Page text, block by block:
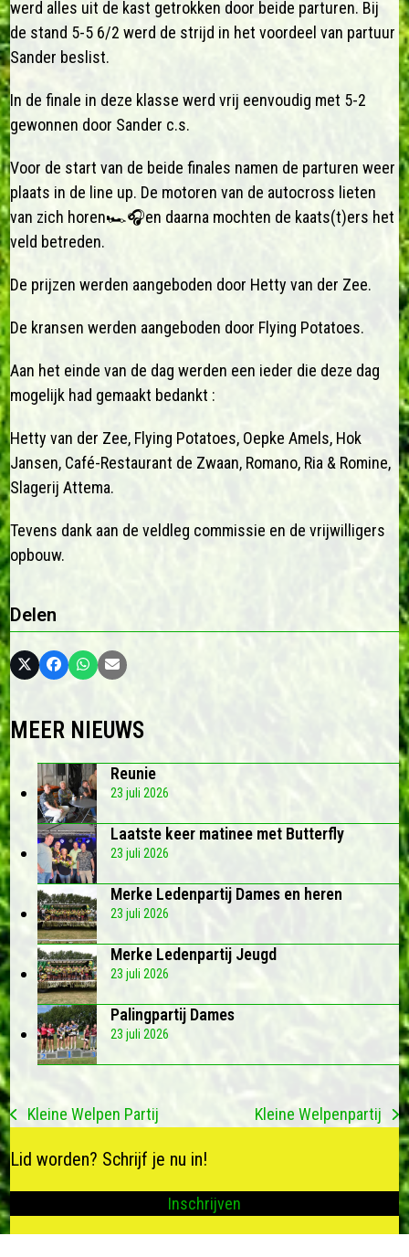
werd alles uit de kast getrokken door beide parturen. Bij
de stand 5-5 6/2 werd de strijd in het voordeel van partuur
Sander beslist.
In de finale in deze klasse werd vrij eenvoudig met 5-2
gewonnen door Sander c.s.
Voor de start van de beide finales namen de parturen weer
plaats in de line up. De motoren van de autocross lieten
van zich horen🏎️🎧en daarna mochten de kaats(t)ers het
veld betreden.
De prijzen werden aangeboden door Hetty van der Zee.
De kransen werden aangeboden door Flying Potatoes.
Aan het einde van de dag werden een ieder die deze dag
mogelijk had gemaakt bedankt :
Hetty van der Zee, Flying Potatoes, Oepke Amels, Hok
Jansen, Café-Restaurant de Zwaan, Romano, Ria & Romine,
Slagerij Attema.
Tevens dank aan de veldleg commissie en de vrijwilligers
opbouw.
Delen
MEER NIEUWS
Reunie
23 juli 2026
Laatste keer matinee met Butterfly
23 juli 2026
Merke Ledenpartij Dames en heren
23 juli 2026
Merke Ledenpartij Jeugd
23 juli 2026
Palingpartij Dames
23 juli 2026
previous
post:
Kleine Welpen Partij
next
Kleine Welpenpartij
Lid worden? Schrijf je nu in!
Inschrijven